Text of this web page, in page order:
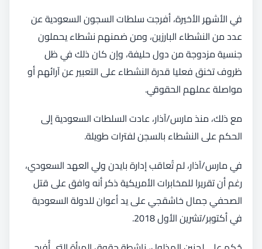
في الأشهر الأخيرة، أفرجت سلطات السجون السعودية عن
عدد من النشطاء البارزين، ومن ضمنهم نشطاء يحملون
جنسية مزدوجة من دول حليفة، وإن كان ذلك في ظل
ظروف تخنق فعليا قدرة النشطاء على التعبير عن آرائهم أو
مواصلة عملهم الحقوقي.
مع ذلك، منذ مارس/آذار، عادت السلطات السعودية إلى
الحكم على النشطاء بالسجن لفترات طويلة.
في مارس/آذار، لم تُعاقب إدارة بايدن ولي العهد السعودي،
رغم أن تقريرا للمخابرات الأمريكية ذكر أنه وافق على قتل
الصحفي جمال خاشقجي على يد أعوان للدولة السعودية
في أكتوبر/تشرين الأول 2018.